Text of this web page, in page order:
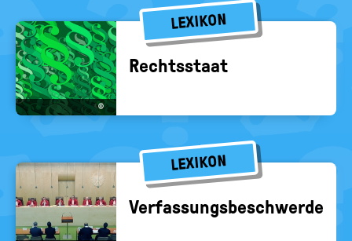
LEXIKON
©
Rechts­staat
LEXIKON
Ver­fas­sungs­be­schwer­de